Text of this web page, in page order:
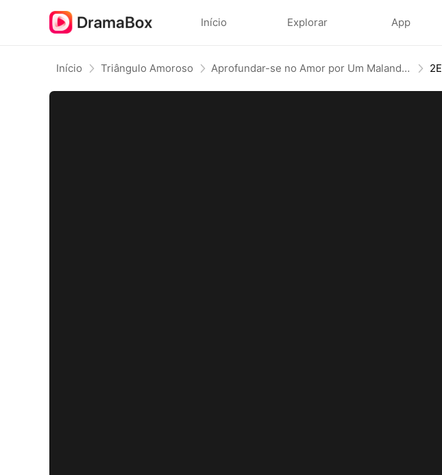
Início Explorar App
Início Triângulo Amoroso Aprofundar-se no Amor por Um Malandro de Terno